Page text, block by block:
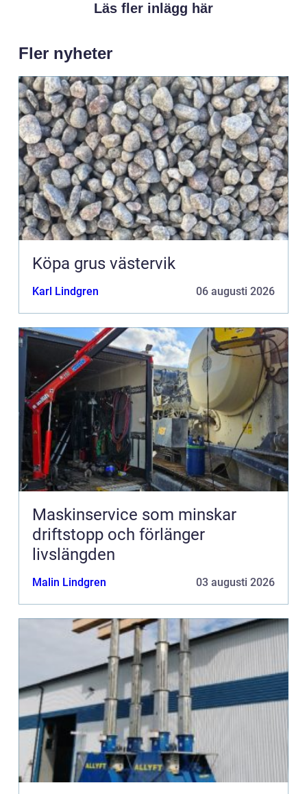
Läs fler inlägg här
Fler nyheter
Köpa grus västervik
Karl Lindgren 06 augusti 2026
Maskinservice som minskar
driftstopp och förlänger
livslängden
Malin Lindgren 03 augusti 2026